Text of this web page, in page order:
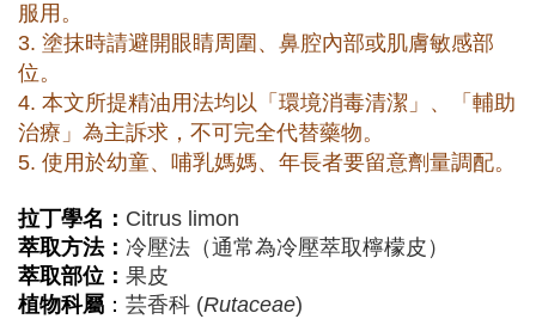
服用。
3. 塗抹時請避開眼睛周圍、鼻腔內部或肌膚敏感部
位。
4. 本文所提精油用法均以「環境消毒清潔」、「輔助
治療」為主訴求，不可完全代替藥物。
5. 使用於幼童、哺乳媽媽、年長者要留意劑量調配。
拉丁學名： Citrus limon
萃取方法： 冷壓法（通常為冷壓萃取檸檬皮）
萃取部位： 果皮
植物科屬 ： 芸香科 (Rutaceae)